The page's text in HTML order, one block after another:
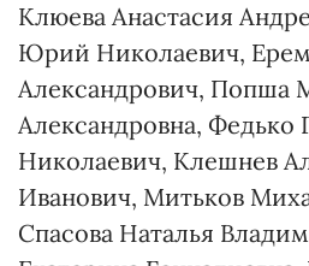
Клюева Анастасия
Юрий Николаевич,
Александрович, Попша
Александровна, Федько
Николаевич, Клешнев
Иванович, Митьков
Спасова Наталья